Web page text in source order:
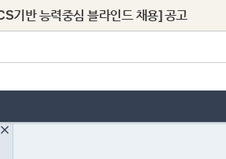
기반 능력중심 블라인드 채용] 공고